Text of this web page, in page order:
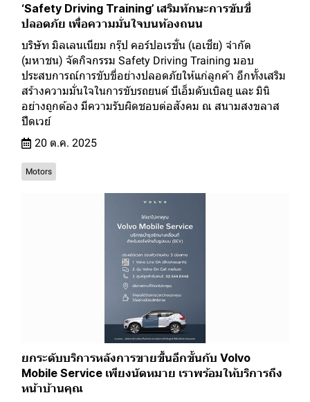
‘Safety Driving Training’ เสริมทักษะการขับขี่
ปลอดภัย เพื่อความมั่นใจบนท้องถนน
บริษัท มิลเลนเนียม กรุ๊ป คอร์ปอเรชั่น (เอเชีย) จำกัด
(มหาชน) จัดกิจกรรม Safety Driving Training มอบ
ประสบการณ์การขับขี่อย่างปลอดภัยให้แก่ลูกค้า อีกทั้งเสริม
สร้างความมั่นใจในการขับรถยนต์ บีเอ็มดับเบิลยู และ มินิ
อย่างถูกต้อง มีความรับผิดชอบต่อสังคม ณ สนามสงขลาส
ปีดเวย์
20 ต.ค. 2025
Motors
ยกระดับบริการหลังการขายขึ้นอีกขั้นกับ Volvo
Mobile Service เพียงนัดหมาย เราพร้อมให้บริการถึง
หน้าบ้านคุณ